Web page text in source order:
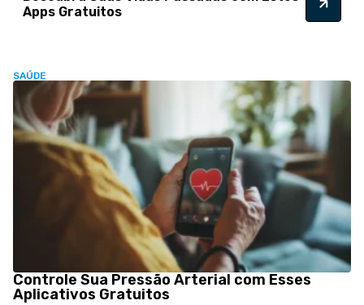
Apps Gratuitos
SAÚDE
Controle Sua Pressão Arterial com Esses
Aplicativos Gratuitos